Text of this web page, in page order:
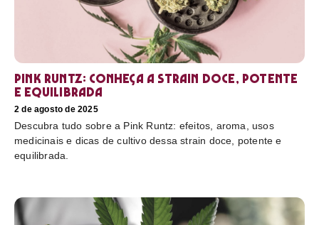
Pink Runtz: conheça a strain doce, potente
e equilibrada
2 de agosto de 2025
Descubra tudo sobre a Pink Runtz: efeitos, aroma, usos
medicinais e dicas de cultivo dessa strain doce, potente e
equilibrada.